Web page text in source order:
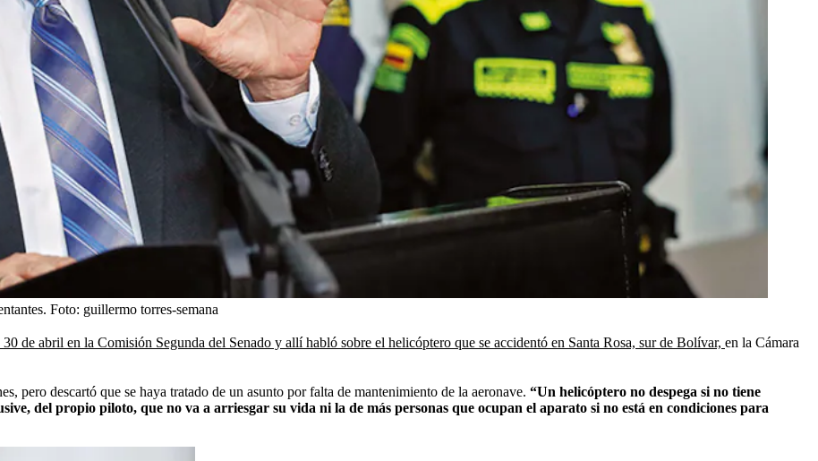
Foto: guillermo torres-semana
de abril en la Comisión Segunda del Senado y allí habló sobre el helicóptero que se accidentó en Santa Rosa, sur de Bolívar, en la Cámara
pero descartó que se haya tratado de un asunto por falta de mantenimiento de la aeronave. “Un helicóptero no despega si no tiene
del propio piloto, que no va a arriesgar su vida ni la de más personas que ocupan el aparato si no está en condiciones para